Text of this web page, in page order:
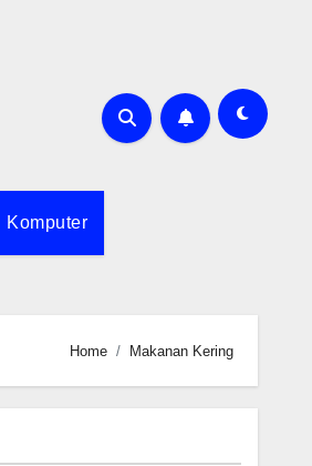
Komputer
Home Makanan Kering